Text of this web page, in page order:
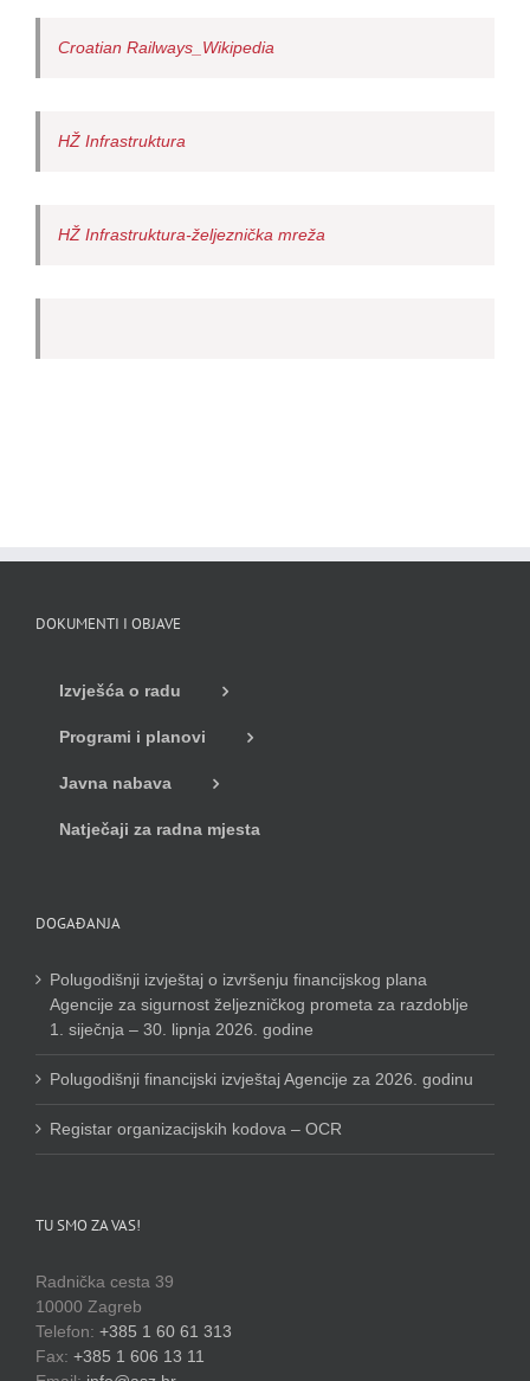
Croatian Railways_Wikipedia
HŽ Infrastruktura
HŽ Infrastruktura-željeznička mreža
DOKUMENTI I OBJAVE
Izvješća o radu
Programi i planovi
Javna nabava
Natječaji za radna mjesta
DOGAĐANJA
Polugodišnji izvještaj o izvršenju financijskog plana
Agencije za sigurnost željezničkog prometa za razdoblje
1. siječnja – 30. lipnja 2026. godine
Polugodišnji financijski izvještaj Agencije za 2026. godinu
Registar organizacijskih kodova – OCR
TU SMO ZA VAS!
Radnička cesta 39
10000 Zagreb
Telefon: +385 1 60 61 313
Fax: +385 1 606 13 11